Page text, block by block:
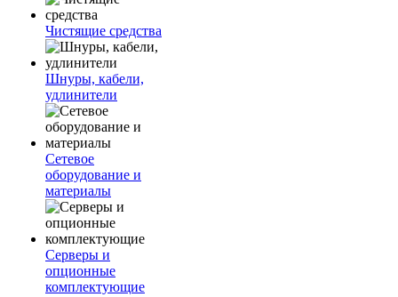
Чистящие средства
Шнуры, кабели,
удлинители
Сетевое
оборудование и
материалы
Серверы и
опционные
комплектующие